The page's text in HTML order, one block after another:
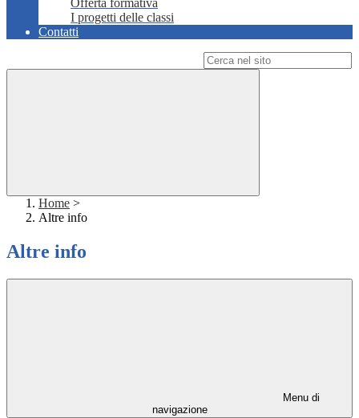
Offerta formativa
I progetti delle classi
Contatti
Home >
Altre info
Altre info
Menu di
navigazione